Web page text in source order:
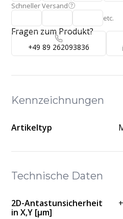
Technische Daten
2D-Antastunsicherheit
in X,Y [μm]
Schneller Versand
etc.
Fragen zum Produkt?
+49 89 262093836
Kennzeichnungen
Artikeltyp